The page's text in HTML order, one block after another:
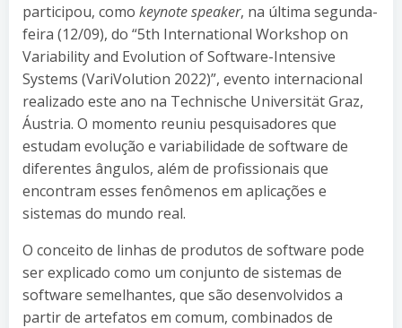
participou, como keynote speaker, na última segunda-
feira (12/09), do “5th International Workshop on
Variability and Evolution of Software-Intensive
Systems (VariVolution 2022)”, evento internacional
realizado este ano na Technische Universität Graz,
Áustria. O momento reuniu pesquisadores que
estudam evolução e variabilidade de software de
diferentes ângulos, além de profissionais que
encontram esses fenômenos em aplicações e
sistemas do mundo real.
O conceito de linhas de produtos de software pode
ser explicado como um conjunto de sistemas de
software semelhantes, que são desenvolvidos a
partir de artefatos em comum, combinados de